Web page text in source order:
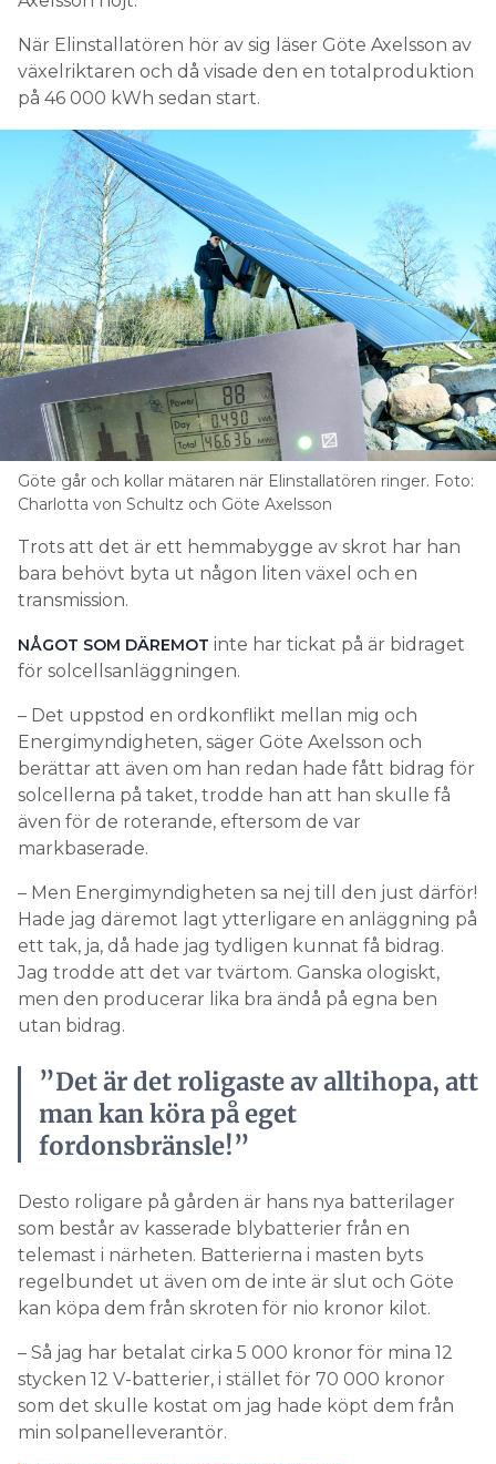
När Elinstallatören hör av sig läser Göte Axelsson av
växelriktaren och då visade den en totalproduktion
på 46 000 kWh sedan start.
Göte går och kollar mätaren när Elinstallatören ringer. Foto:
Charlotta von Schultz och Göte Axelsson
Trots att det är ett hemmabygge av skrot har han
bara behövt byta ut någon liten växel och en
transmission.
NÅGOT SOM DÄREMOT inte har tickat på är bidraget
för solcellsanläggningen.
– Det uppstod en ordkonflikt mellan mig och
Energimyndigheten, säger Göte Axelsson och
berättar att även om han redan hade fått bidrag för
solcellerna på taket, trodde han att han skulle få
även för de roterande, eftersom de var
markbaserade.
– Men Energimyndigheten sa nej till den just därför!
Hade jag däremot lagt ytterligare en anläggning på
ett tak, ja, då hade jag tydligen kunnat få bidrag.
Jag trodde att det var tvärtom. Ganska ologiskt,
men den producerar lika bra ändå på egna ben
utan bidrag.
”Det är det roligaste av alltihopa, att
man kan köra på eget
fordonsbränsle!”
Desto roligare på gården är hans nya batterilager
som består av kasserade blybatterier från en
telemast i närheten. Batterierna i masten byts
regelbundet ut även om de inte är slut och Göte
kan köpa dem från skroten för nio kronor kilot.
– Så jag har betalat cirka 5 000 kronor för mina 12
stycken 12 V-batterier, i stället för 70 000 kronor
som det skulle kostat om jag hade köpt dem från
min solpanelleverantör.